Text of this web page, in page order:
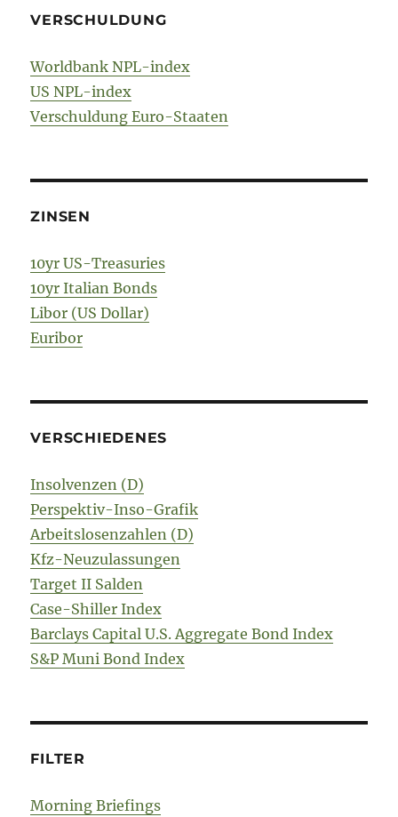
VERSCHULDUNG
Worldbank NPL-index
US NPL-index
Verschuldung Euro-Staaten
ZINSEN
10yr US-Treasuries
10yr Italian Bonds
Libor (US Dollar)
Euribor
VERSCHIEDENES
Insolvenzen (D)
Perspektiv-Inso-Grafik
Arbeitslosenzahlen (D)
Kfz-Neuzulassungen
Target II Salden
Case-Shiller Index
Barclays Capital U.S. Aggregate Bond Index
S&P Muni Bond Index
FILTER
Morning Briefings